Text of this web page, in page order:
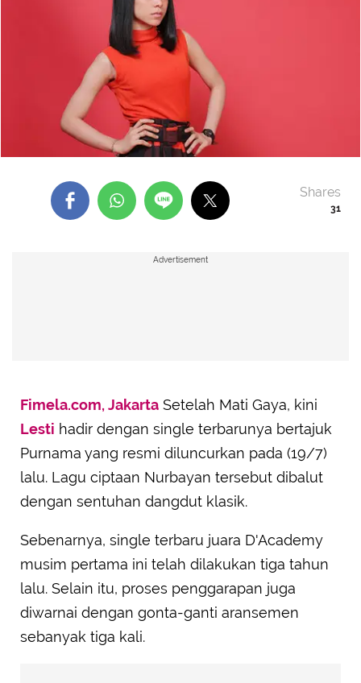
31
Shares
Advertisement
Fimela.com, Jakarta Setelah Mati Gaya, kini
Lesti hadir dengan single terbarunya bertajuk
Purnama yang resmi diluncurkan pada (19/7)
lalu. Lagu ciptaan Nurbayan tersebut dibalut
dengan sentuhan dangdut klasik.
Sebenarnya, single terbaru juara D'Academy
musim pertama ini telah dilakukan tiga tahun
lalu. Selain itu, proses penggarapan juga
diwarnai dengan gonta-ganti aransemen
sebanyak tiga kali.